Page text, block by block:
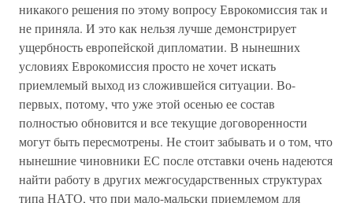
никакого решения по этому вопросу Еврокомиссия так и
не приняла. И это как нельзя лучше демонстрирует
ущербность европейской дипломатии. В нынешних
условиях Еврокомиссия просто не хочет искать
приемлемый выход из сложившейся ситуации. Во-
первых, потому, что уже этой осенью ее состав
полностью обновится и все текущие договоренности
могут быть пересмотрены. Не стоит забывать и о том, что
нынешние чиновники ЕС после отставки очень надеются
найти работу в других межгосударственных структурах
типа НАТО, что при мало-мальски приемлемом для